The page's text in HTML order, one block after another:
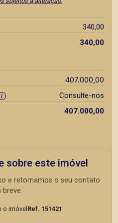
340,00
340,00
407.000,00
Consulte-nos
407.000,00
sobre este imóvel
e retornamos o seu contato
breve.
o imóvel Ref. 151421